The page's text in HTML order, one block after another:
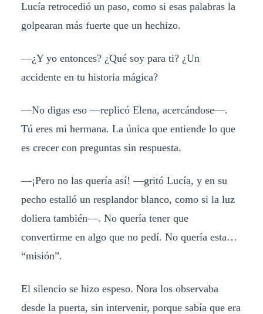
Lucía retrocedió un paso, como si esas palabras la
golpearan más fuerte que un hechizo.
—¿Y yo entonces? ¿Qué soy para ti? ¿Un
accidente en tu historia mágica?
—No digas eso —replicó Elena, acercándose—.
Tú eres mi hermana. La única que entiende lo que
es crecer con preguntas sin respuesta.
—¡Pero no las quería así! —gritó Lucía, y en su
pecho estalló un resplandor blanco, como si la luz
doliera también—. No quería tener que
convertirme en algo que no pedí. No quería esta…
“misión”.
El silencio se hizo espeso. Nora los observaba
desde la puerta, sin intervenir, porque sabía que era